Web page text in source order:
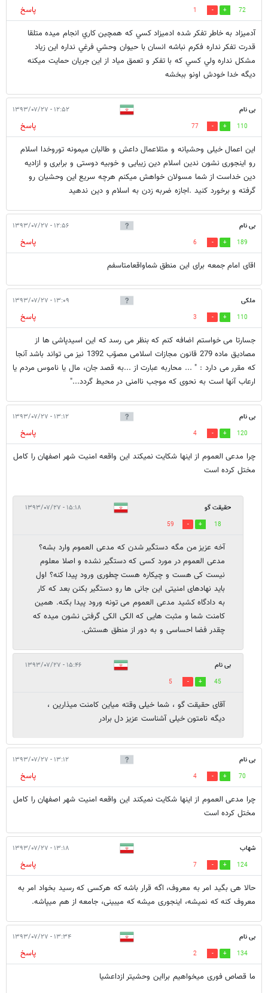
72
1
پاسخ
آدميزاد به خاطر تفكر شده ادميزاد كسي كه همچين كاري انجام ميده متلقا
قدرت تفكر نداره فكرم نباشه انسان با حيوان وحشي فرغي نداره اين زياد
مشكل نداره ولي كسي كه با تفكر و تعمق مياد از اين جريان حمايت ميكنه
ديگه خدا خودش اونو ببخشه
بی نام ۱۲:۵۲ - ۱۳۹۳/۰۷/۲۷
110
77
پاسخ
این اعمال خیلی وحشیانه و مثلاعمال داعش و طالبان میمونه توروخدا اسلام
رو اینجوری نشون ندین اسلام دین زیبایی و خوبیه دوستی و برابری و ازادیه
دین خداست از شما مسولان خواهش میکنم هرچه سریع این وحشیان رو
گرفته و برخورد کنید .اجازه ضربه زدن به اسلام و دین ندهید
بی نام ۱۲:۵۶ - ۱۳۹۳/۰۷/۲۷
189
6
پاسخ
اقای امام جمعه برای این منطق شماواقعامتاسفم
ملکی ۱۳:۰۹ - ۱۳۹۳/۰۷/۲۷
110
3
پاسخ
جسارتا می خواستم اضافه کنم که بنظر می رسد که این اسیدپاشی ها از
مصادیق ماده 279 قانون مجازات اسلامی مصوّب 1392 نیز می تواند باشد آنجا
که مقرر می دارد : " ... محاربه عبارت از ...به قصد جان، مال یا ناموس مردم یا
ارعاب آنها است به نحوی که موجب ناامنی در محیط گردد..."
بی نام ۱۳:۱۲ - ۱۳۹۳/۰۷/۲۷
120
4
پاسخ
چرا مدعی العموم از اینها شکایت نمیکند این واقعه امنیت شهر اصفهان را کامل
مختل کرده است
حقیقت گو ۱۵:۱۸ - ۱۳۹۳/۰۷/۲۷
18
59
آخه عزیز من مگه دستگیر شدن که مدعی العموم وارد بشه؟
مدعی العموم در مورد کسی که دستگیر نشده و اصلا معلوم
نیست کی هست و چیکاره هست چطوری ورود پیدا کنه؟ اول
باید نهادهای امنیتی این جانی ها رو دستگیر بکنن بعد که کار
به دادگاه کشید مدعی العموم می تونه ورود پیدا بکنه. همین
کامنت شما و مثبت هایی که الکی الکی گرفتی نشون میده که
چقدر فضا احساسی و به دور از منطق هستش.
بی نام ۱۵:۴۶ - ۱۳۹۳/۰۷/۲۷
45
5
آقای حقیقت گو ، شما خیلی وقته میاین کامنت میذارین ،
دیگه نامتون خیلی آشناست عزیز دل برادر
بی نام ۱۳:۱۲ - ۱۳۹۳/۰۷/۲۷
70
4
پاسخ
چرا مدعی العموم از اینها شکایت نمیکند این واقعه امنیت شهر اصفهان را کامل
مختل کرده است
شهاب ۱۳:۱۸ - ۱۳۹۳/۰۷/۲۷
124
7
پاسخ
حالا هی بگید امر به معروف، اگه قرار باشه که هرکسی که رسید بخواد امر به
معروف کنه که نمیشه، اینجوری میشه که میبینی، جامعه از هم میپاشه.
بی نام ۱۳:۳۴ - ۱۳۹۳/۰۷/۲۷
134
2
پاسخ
ما قصاص فوری میخواهیم برااین وحشیتر ازداعشیا